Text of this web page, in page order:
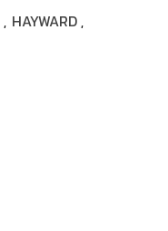
, HAYWARD,